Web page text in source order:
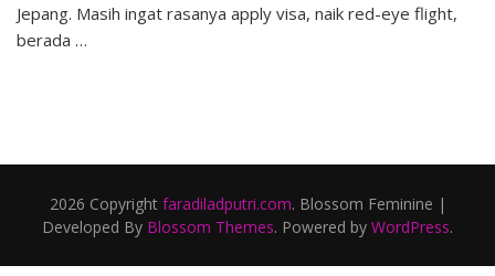
Jepang. Masih ingat rasanya apply visa, naik red-eye flight,
berada …
2026 Copyright faradiladputri.com. Blossom Feminine |
Developed By Blossom Themes. Powered by WordPress.